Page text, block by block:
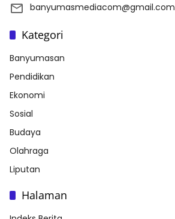
banyumasmediacom@gmail.com
Kategori
Banyumasan
Pendidikan
Ekonomi
Sosial
Budaya
Olahraga
Liputan
Halaman